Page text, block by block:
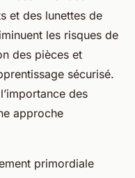
et des lunettes de
les risques de
des pièces et
sécurisé.
des
approche
primordiale